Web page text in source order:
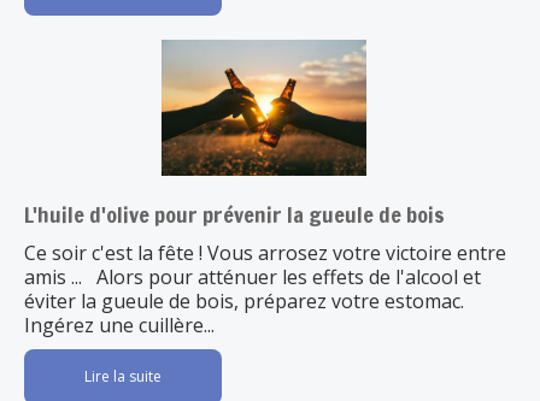
L'huile d'olive pour prévenir la gueule de bois
Ce soir c'est la fête ! Vous arrosez votre victoire entre
amis ... Alors pour atténuer les effets de l'alcool et
éviter la gueule de bois, préparez votre estomac.
Ingérez une cuillère...
Lire la suite